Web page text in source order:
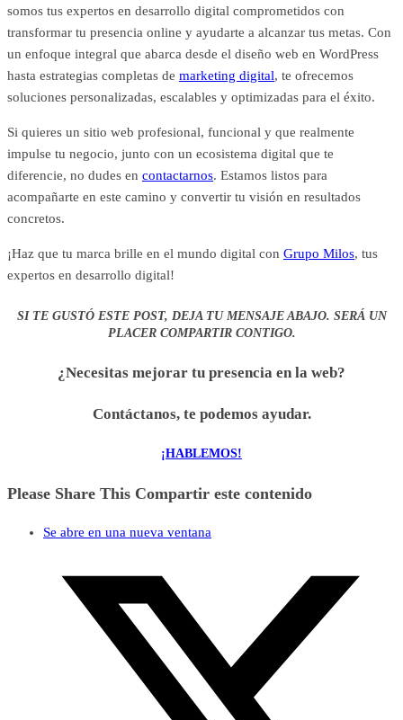
somos tus expertos en desarrollo digital comprometidos con
transformar tu presencia online y ayudarte a alcanzar tus metas. Con
un enfoque integral que abarca desde el diseño web en WordPress
hasta estrategias completas de marketing digital, te ofrecemos
soluciones personalizadas, escalables y optimizadas para el éxito.
Si quieres un sitio web profesional, funcional y que realmente
impulse tu negocio, junto con un ecosistema digital que te
diferencie, no dudes en contactarnos. Estamos listos para
acompañarte en este camino y convertir tu visión en resultados
concretos.
¡Haz que tu marca brille en el mundo digital con Grupo Milos, tus
expertos en desarrollo digital!
SI TE GUSTÓ ESTE POST, DEJA TU MENSAJE ABAJO. SERÁ UN
PLACER COMPARTIR CONTIGO.
¿Necesitas mejorar tu presencia en la web?
Contáctanos, te podemos ayudar.
¡HABLEMOS!
Please Share This Compartir este contenido
Se abre en una nueva ventana